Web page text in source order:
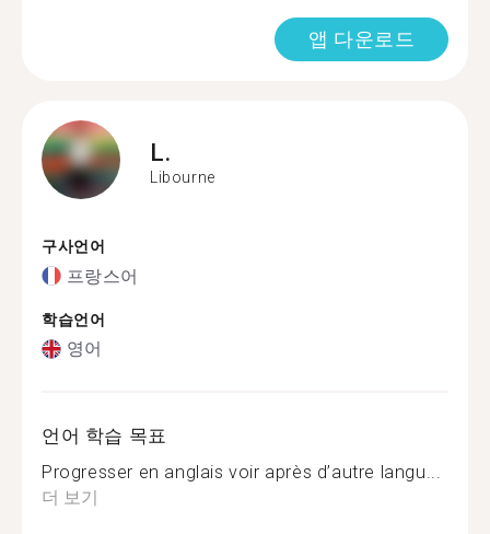
앱 다운로드
L.
Libourne
구사언어
프랑스어
학습언어
영어
언어 학습 목표
Progresser en anglais voir après d’autre langu...
더 보기